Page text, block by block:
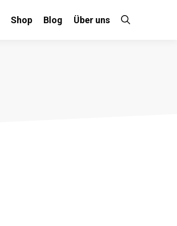
Shop Blog Über uns